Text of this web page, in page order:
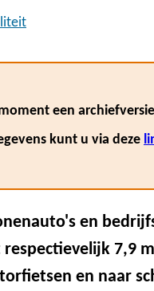
een
kunt u via deze
en
7,9
en naar